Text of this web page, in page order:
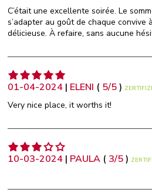
C’était une excellente soirée. Le
s’adapter au goût de chaque
délicieuse. À refaire, sans aucune
01-04-2024 | ELENI ( 5/5)
Very nice place, it worths it!
10-03-2024 | PAULA ( 3/5)